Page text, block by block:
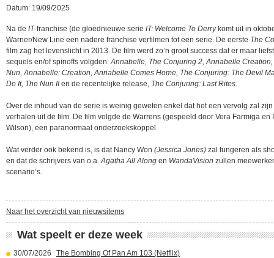
Datum: 19/09/2025
Na de IT-franchise (de gloednieuwe serie IT: Welcome To Derrykomt uit in
Warner/New Line een nadere franchise verfilmen tot een serie. De eerste The
film zag het levenslicht in 2013. De film werd zo’n groot success dat er maar
sequels en/of spinoffs volgden:Annabelle, The Conjuring 2, Annabelle Creation,
Nun, Annabelle: Creation, Annabelle Comes Home, The Conjuring: The Devil
Do It, The Nun II en de recentelijke release, The Conjuring: Last Rites.
Over de inhoud van de serie is weinig geweten enkel dat het een vervolg zal
verhalen uit de film. De film volgde de Warrens (gespeeld door Vera Farmiga en
Wilson), een paranormaal onderzoekskoppel.
Wat verder ook bekend is, is dat Nancy Won (Jessica Jones) zal fungeren als
en dat de schrijvers van o.a.Agatha All Along en WandaVision zullen
scenario’s.
Naar het overzicht van nieuwsitems
Wat speelt er deze week
30/07/2026 The Bombing Of Pan Am 103 (Netflix)